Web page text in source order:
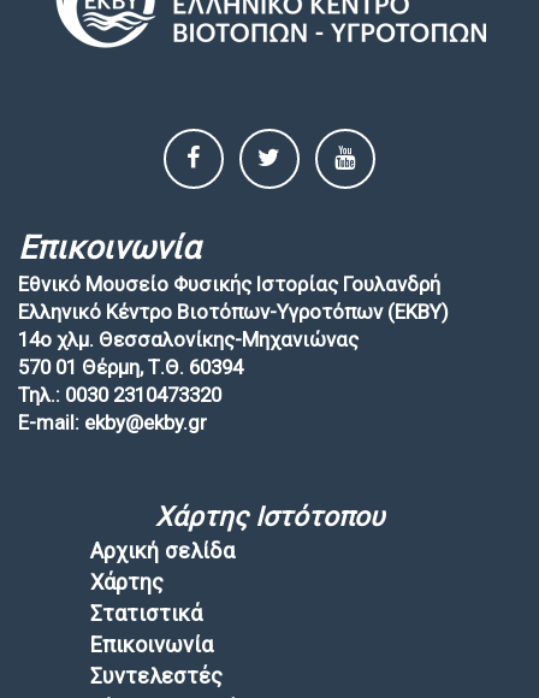
Επικοινωνία
Εθνικό Μουσείο Φυσικής Ιστορίας Γουλανδρή
Ελληνικό Κέντρο Βιοτόπων-Υγροτόπων (EKBY)
14ο χλμ. Θεσσαλονίκης-Μηχανιώνας
570 01 Θέρμη, Τ.Θ. 60394
Τηλ.: 0030 2310473320
E-mail: ekby@ekby.gr
Χάρτης Ιστότοπου
Αρχική σελίδα
Χάρτης
Στατιστικά
Επικοινωνία
Συντελεστές